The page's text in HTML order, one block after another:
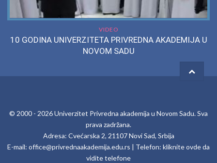
VIDEO
10 GODINA UNIVERZITETA PRIVREDNA AKADEMIJA U
NOVOM SADU
© 2000 - 2026Univerzitet Privredna akademija u Novom Sadu. Sva
prava zadržana.
Adresa: Cvećarska 2, 21107 Novi Sad, Srbija
E-mail: office@privrednaakademija.edu.rs | Telefon: kliknite ovde da
vidite telefone